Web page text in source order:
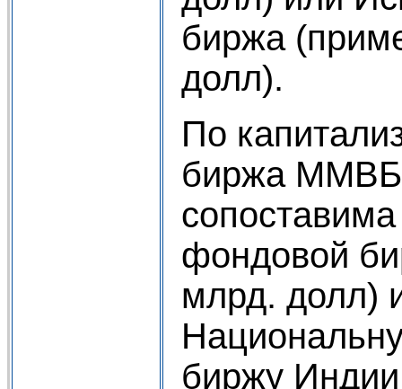
биржа
долл).
По
биржа ММВБ
фондовой
млрд. долл)
биржу